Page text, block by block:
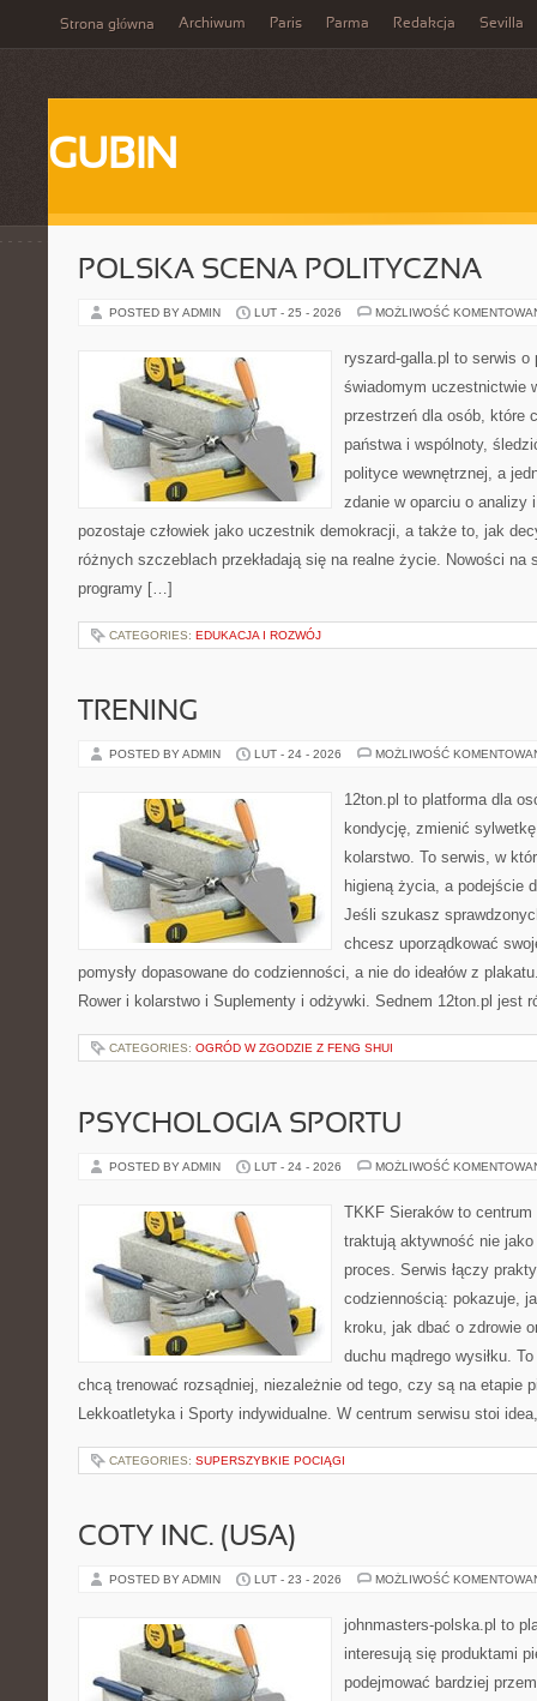
Strona główna Archiwum Paris Parma Redakcja Sevilla
GUBIN
POLSKA SCENA POLITYCZNA
POSTED BY ADMIN LUT - 25 - 2026 MOŻLIWOŚĆ
ryszard-galla.pl to serwis
świadomym uczestnictwie
przestrzeń dla osób, które
państwa i wspólnoty,
polityce wewnętrznej, a
zdanie w oparciu o analizy
pozostaje człowiek jako uczestnik demokracji, a także to, jak
różnych szczeblach przekładają się na realne życie. Nowości na
programy […]
CATEGORIES: EDUKACJA I ROZWÓJ
TRENING
POSTED BY ADMIN LUT - 24 - 2026 MOŻLIWOŚĆ
12ton.pl to platforma dla
kondycję, zmienić
kolarstwo. To serwis, w
higieną życia, a podejście
Jeśli szukasz
chcesz uporządkować
pomysły dopasowane do codzienności, a nie do ideałów z
Rower i kolarstwo i Suplementy i odżywki. Sednem 12ton.pl jest
CATEGORIES: OGRÓD W ZGODZIE Z FENG SHUI
PSYCHOLOGIA SPORTU
POSTED BY ADMIN LUT - 24 - 2026 MOŻLIWOŚĆ
TKKF Sieraków to
traktują aktywność nie
proces. Serwis łączy
codziennością: pokazuje,
kroku, jak dbać o zdrowie
duchu mądrego wysiłku.
chcą trenować rozsądniej, niezależnie od tego, czy są na etapie
Lekkoatletyka i Sporty indywidualne. W centrum serwisu stoi
CATEGORIES: SUPERSZYBKIE POCIĄGI
COTY INC. (USA)
POSTED BY ADMIN LUT - 23 - 2026 MOŻLIWOŚĆ
johnmasters-polska.pl to
interesują się produktami
podejmować bardziej